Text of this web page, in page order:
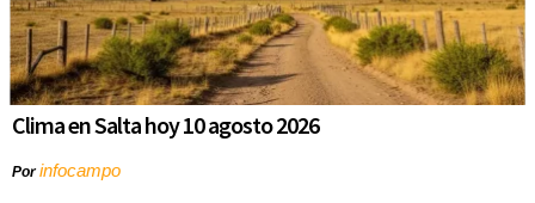
Clima en Salta hoy 10 agosto 2026
Porinfocampo